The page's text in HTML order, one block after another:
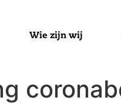
Wie zijn wij